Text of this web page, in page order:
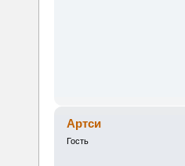
Артси
Гость